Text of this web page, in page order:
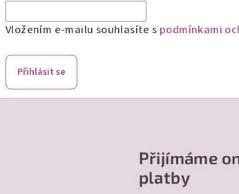
Vložením e-mailu souhlasíte s podmínkami
Přihlásit se
Přijímáme
platby